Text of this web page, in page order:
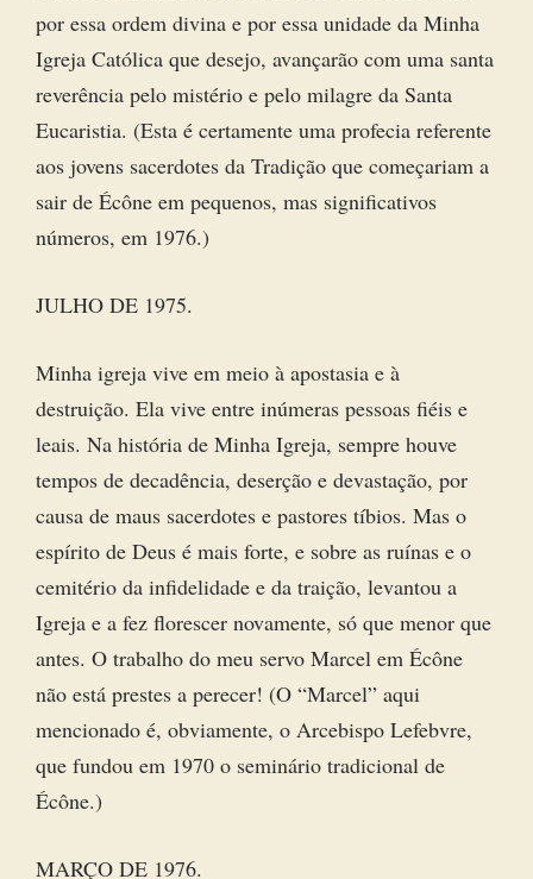
por essa ordem divina e por essa unidade da Minha
Igreja Católica que desejo, avançarão com uma santa
reverência pelo mistério e pelo milagre da Santa
Eucaristia. (Esta é certamente uma profecia referente
aos jovens sacerdotes da Tradição que começariam a
sair de Écône em pequenos, mas significativos
números, em 1976.)
JULHO DE 1975.
Minha igreja vive em meio à apostasia e à
destruição. Ela vive entre inúmeras pessoas fiéis e
leais. Na história de Minha Igreja, sempre houve
tempos de decadência, deserção e devastação, por
causa de maus sacerdotes e pastores tíbios. Mas o
espírito de Deus é mais forte, e sobre as ruínas e o
cemitério da infidelidade e da traição, levantou a
Igreja e a fez florescer novamente, só que menor que
antes. O trabalho do meu servo Marcel em Écône
não está prestes a perecer! (O “Marcel” aqui
mencionado é, obviamente, o Arcebispo Lefebvre,
que fundou em 1970 o seminário tradicional de
Écône.)
MARÇO DE 1976.